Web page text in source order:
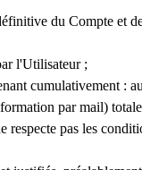
du Compte et
l'Utilisateur ;
cumulativement :
par mail)
pas les